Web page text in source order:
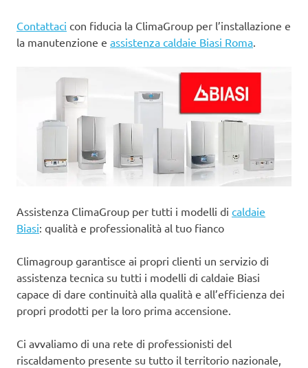
Contattaci con fiducia la ClimaGroup per l’installazione e
la manutenzione e assistenza caldaie Biasi Roma.
Assistenza ClimaGroup per tutti i modelli di caldaie
Biasi: qualità e professionalità al tuo fianco
Climagroup garantisce ai propri clienti un servizio di
assistenza tecnica su tutti i modelli di caldaie Biasi
capace di dare continuità alla qualità e all’efficienza dei
propri prodotti per la loro prima accensione.
Ci avvaliamo di una rete di professionisti del
riscaldamento presente su tutto il territorio nazionale,